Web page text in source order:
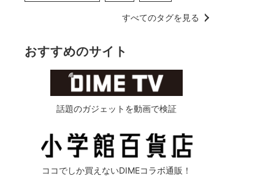
すべてのタグを見る
おすすめのサイト
話題のガジェットを動画で検証
ココでしか買えないDIMEコラボ通販！